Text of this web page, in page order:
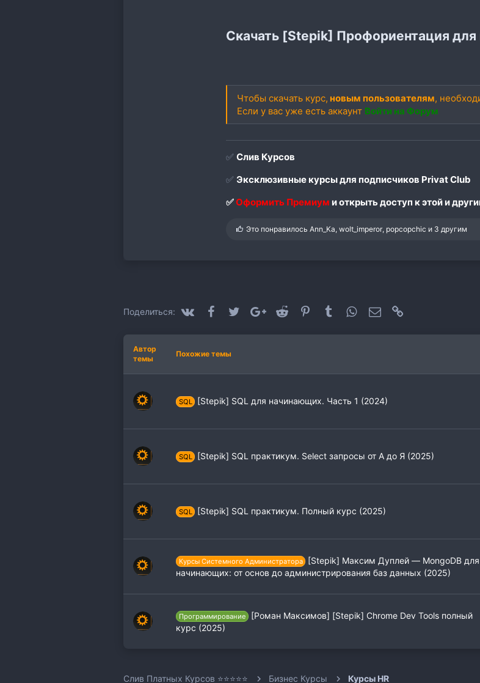
Скачать [Stepik] Профориентация
Чтобы скачать курс, новым пользователям,
Если у вас уже есть аккаунт Войти на Форум
✅ Слив Курсов
✅ Эксклюзивные курсы для подписчиков Privat Club
✅Оформить Премиум и открыть доступ к этой и
С
Это понравилось Ann_Ka, wolt_imperor, popcopchic и 3 другим
Поделиться: VK FacebookTwitterGoogle+Reddit PinterestTumblrWhatsAppЭлектронная почта
Автор
темы
Похожие темы
SQL [Stepik] SQL для начинающих. Часть 1 (2024)
SQL [Stepik] SQL практикум. Select запросы от А до Я (2025)
SQL [Stepik] SQL практикум. Полный курс (2025)
Курсы Системного Администратора
[Stepik] Максим Дуплей ― MongoDB для
начинающих: от основ до администрирования баз данных (2025)
Программирование
[Роман Максимов] [Stepik] Chrome Dev Tools полный
курс (2025)
Слив Платных Курсов ⭐⭐⭐⭐⭐ Бизнес Курсы Курсы HR